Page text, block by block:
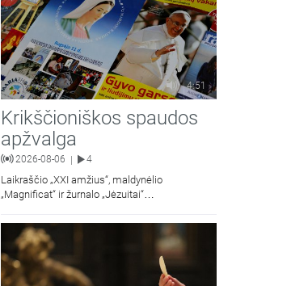
4:51
Krikščioniškos spaudos
apžvalga
2026-08-06 | 4
Laikraščio „XXI amžius“, maldynėlio
„Magnificat“ ir žurnalo „Jėzuitai“